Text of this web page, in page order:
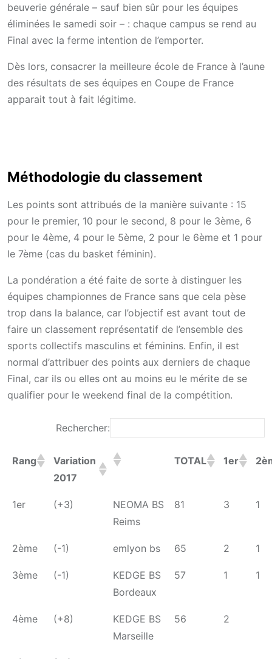
beuverie générale – sauf bien sûr pour les équipes
éliminées le samedi soir – : chaque campus se rend au
Final avec la ferme intention de l’emporter.
Dès lors, consacrer la meilleure école de France à l’aune
des résultats de ses équipes en Coupe de France
apparait tout à fait légitime.
Méthodologie du classement
Les points sont attribués de la manière suivante : 15
pour le premier, 10 pour le second, 8 pour le 3ème, 6
pour le 4ème, 4 pour le 5ème, 2 pour le 6ème et 1 pour
le 7ème (cas du basket féminin).
La pondération a été faite de sorte à distinguer les
équipes championnes de France sans que cela pèse
trop dans la balance, car l’objectif est avant tout de
faire un classement représentatif de l’ensemble des
sports collectifs masculins et féminins. Enfin, il est
normal d’attribuer des points aux derniers de chaque
Final, car ils ou elles ont au moins eu le mérite de se
qualifier pour le weekend final de la compétition.
Rechercher:
Rang
Variation
2017
TOTAL 1er
1er (+3)
NEOMA BS
Reims
81 3 1
2ème (-1) emlyon bs 65 2 1
3ème (-1)
KEDGE BS
Bordeaux
57 1 1
4ème (+8)
KEDGE BS
Marseille
56 2